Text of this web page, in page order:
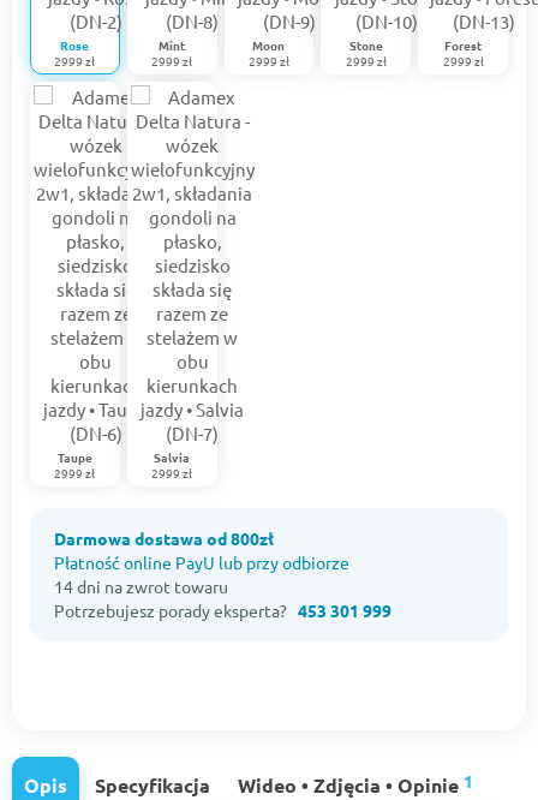
Rose
2999 zł
Mint
2999 zł
Moon
2999 zł
Stone
2999 zł
Forest
2999 zł
Taupe
2999 zł
Salvia
2999 zł
Darmowa dostawa od 800zł
Płatność online PayU lub przy odbiorze
14 dni na zwrot towaru
Potrzebujesz porady eksperta? 453 301 999
Opis Specyfikacja Wideo • Zdjęcia • Opinie 1